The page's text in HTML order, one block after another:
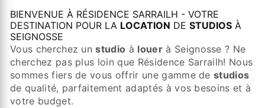
BIENVENUE À RÉSIDENCE SARRAILH - VOTRE
DESTINATION POUR LA LOCATION DE STUDIOS À
SEIGNOSSE
Vous cherchez unstudio à louerà Seignosse ? Ne
cherchez pas plus loin que Résidence Sarrailh! Nous
sommes fiers de vous offrir une gamme destudios
de qualité, parfaitement adaptés à vos besoins et à
votre budget.